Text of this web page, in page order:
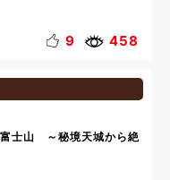
9 458
士山 ～秘境天城から絶